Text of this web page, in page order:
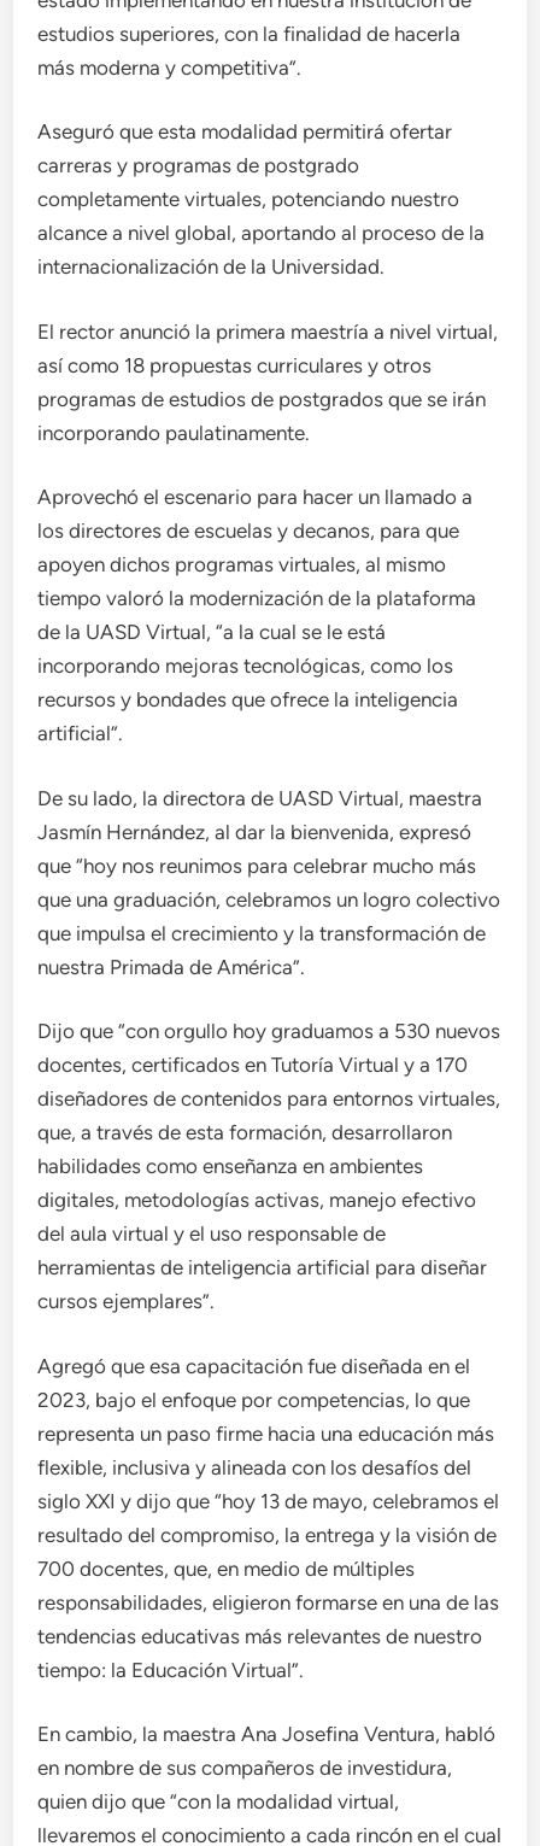
estudios superiores, con la finalidad de hacerla
más moderna y competitiva”.
Aseguró que esta modalidad permitirá ofertar
carreras y programas de postgrado
completamente virtuales, potenciando nuestro
alcance a nivel global, aportando al proceso de la
internacionalización de la Universidad.
El rector anunció la primera maestría a nivel virtual,
así como 18 propuestas curriculares y otros
programas de estudios de postgrados que se irán
incorporando paulatinamente.
Aprovechó el escenario para hacer un llamado a
los directores de escuelas y decanos, para que
apoyen dichos programas virtuales, al mismo
tiempo valoró la modernización de la plataforma
de la UASD Virtual, “a la cual se le está
incorporando mejoras tecnológicas, como los
recursos y bondades que ofrece la inteligencia
artificial”.
De su lado, la directora de UASD Virtual, maestra
Jasmín Hernández, al dar la bienvenida, expresó
que “hoy nos reunimos para celebrar mucho más
que una graduación, celebramos un logro colectivo
que impulsa el crecimiento y la transformación de
nuestra Primada de América”.
Dijo que “con orgullo hoy graduamos a 530 nuevos
docentes, certificados en Tutoría Virtual y a 170
diseñadores de contenidos para entornos virtuales,
que, a través de esta formación, desarrollaron
habilidades como enseñanza en ambientes
digitales, metodologías activas, manejo efectivo
del aula virtual y el uso responsable de
herramientas de inteligencia artificial para diseñar
cursos ejemplares”.
Agregó que esa capacitación fue diseñada en el
2023, bajo el enfoque por competencias, lo que
representa un paso firme hacia una educación más
flexible, inclusiva y alineada con los desafíos del
siglo XXI y dijo que “hoy 13 de mayo, celebramos el
resultado del compromiso, la entrega y la visión de
700 docentes, que, en medio de múltiples
responsabilidades, eligieron formarse en una de las
tendencias educativas más relevantes de nuestro
tiempo: la Educación Virtual”.
En cambio, la maestra Ana Josefina Ventura, habló
en nombre de sus compañeros de investidura,
quien dijo que “con la modalidad virtual,
llevaremos el conocimiento a cada rincón en el cual